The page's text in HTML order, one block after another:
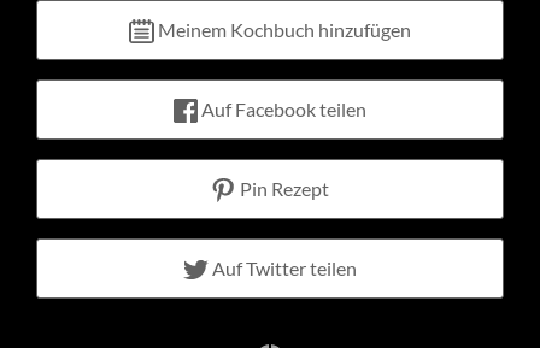
Meinem Kochbuch hinzufügen
Auf Facebook teilen
Pin Rezept
Auf Twitter teilen